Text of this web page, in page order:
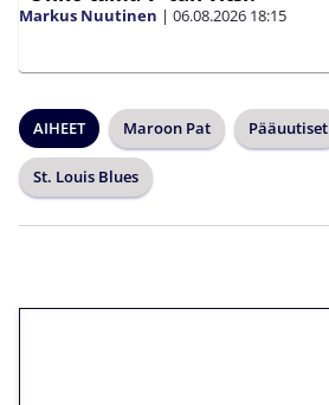
Markus Nuutinen | 06.08.2026 18:15
AIHEET Maroon Pat Pääuutiset
St. Louis Blues